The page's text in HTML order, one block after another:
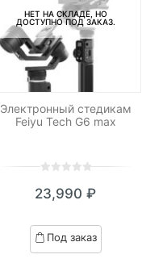
НЕТ НА СКЛАДЕ, НО
ДОСТУПНО ПОД ЗАКАЗ.
Электронный стедикам
Feiyu Tech G6 max
out
based
on
23,990 ₽
Под заказ